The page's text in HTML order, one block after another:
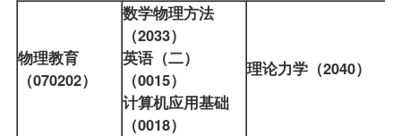
物理教育
（070202）
数学物理方法
（2033）
英语（二）
（0015）
计算机应用基础
（0018）
理论力学（2040）